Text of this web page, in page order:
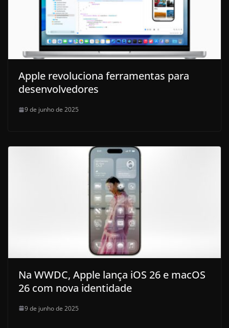
Apple revoluciona ferramentas para
desenvolvedores
9 de junho de 2025
Na WWDC, Apple lança iOS 26 e macOS
26 com nova identidade
9 de junho de 2025